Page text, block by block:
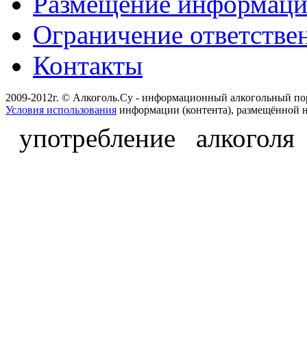
Ограничение
Контакты
2009-2012г. © Алкоголь.Су - информационный алкогольный
Условия использования информации (контента), размещённой
употребление